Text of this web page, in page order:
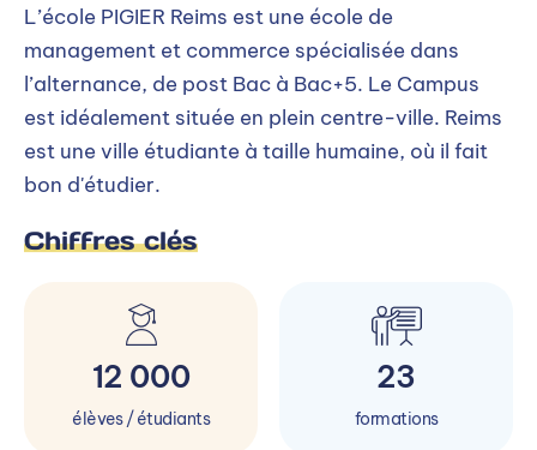
L’école PIGIER Reims est une école de
management et commerce spécialisée dans
l’alternance, de post Bac à Bac+5. Le Campus
est idéalement située en plein centre-ville. Reims
est une ville étudiante à taille humaine, où il fait
bon d'étudier.
Chiffres clés
12 000
élèves / étudiants
23
formations